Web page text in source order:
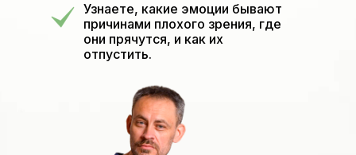
Узнаете, какие эмоции бывают
причинами плохого зрения, где
они прячутся, и как их
отпустить.